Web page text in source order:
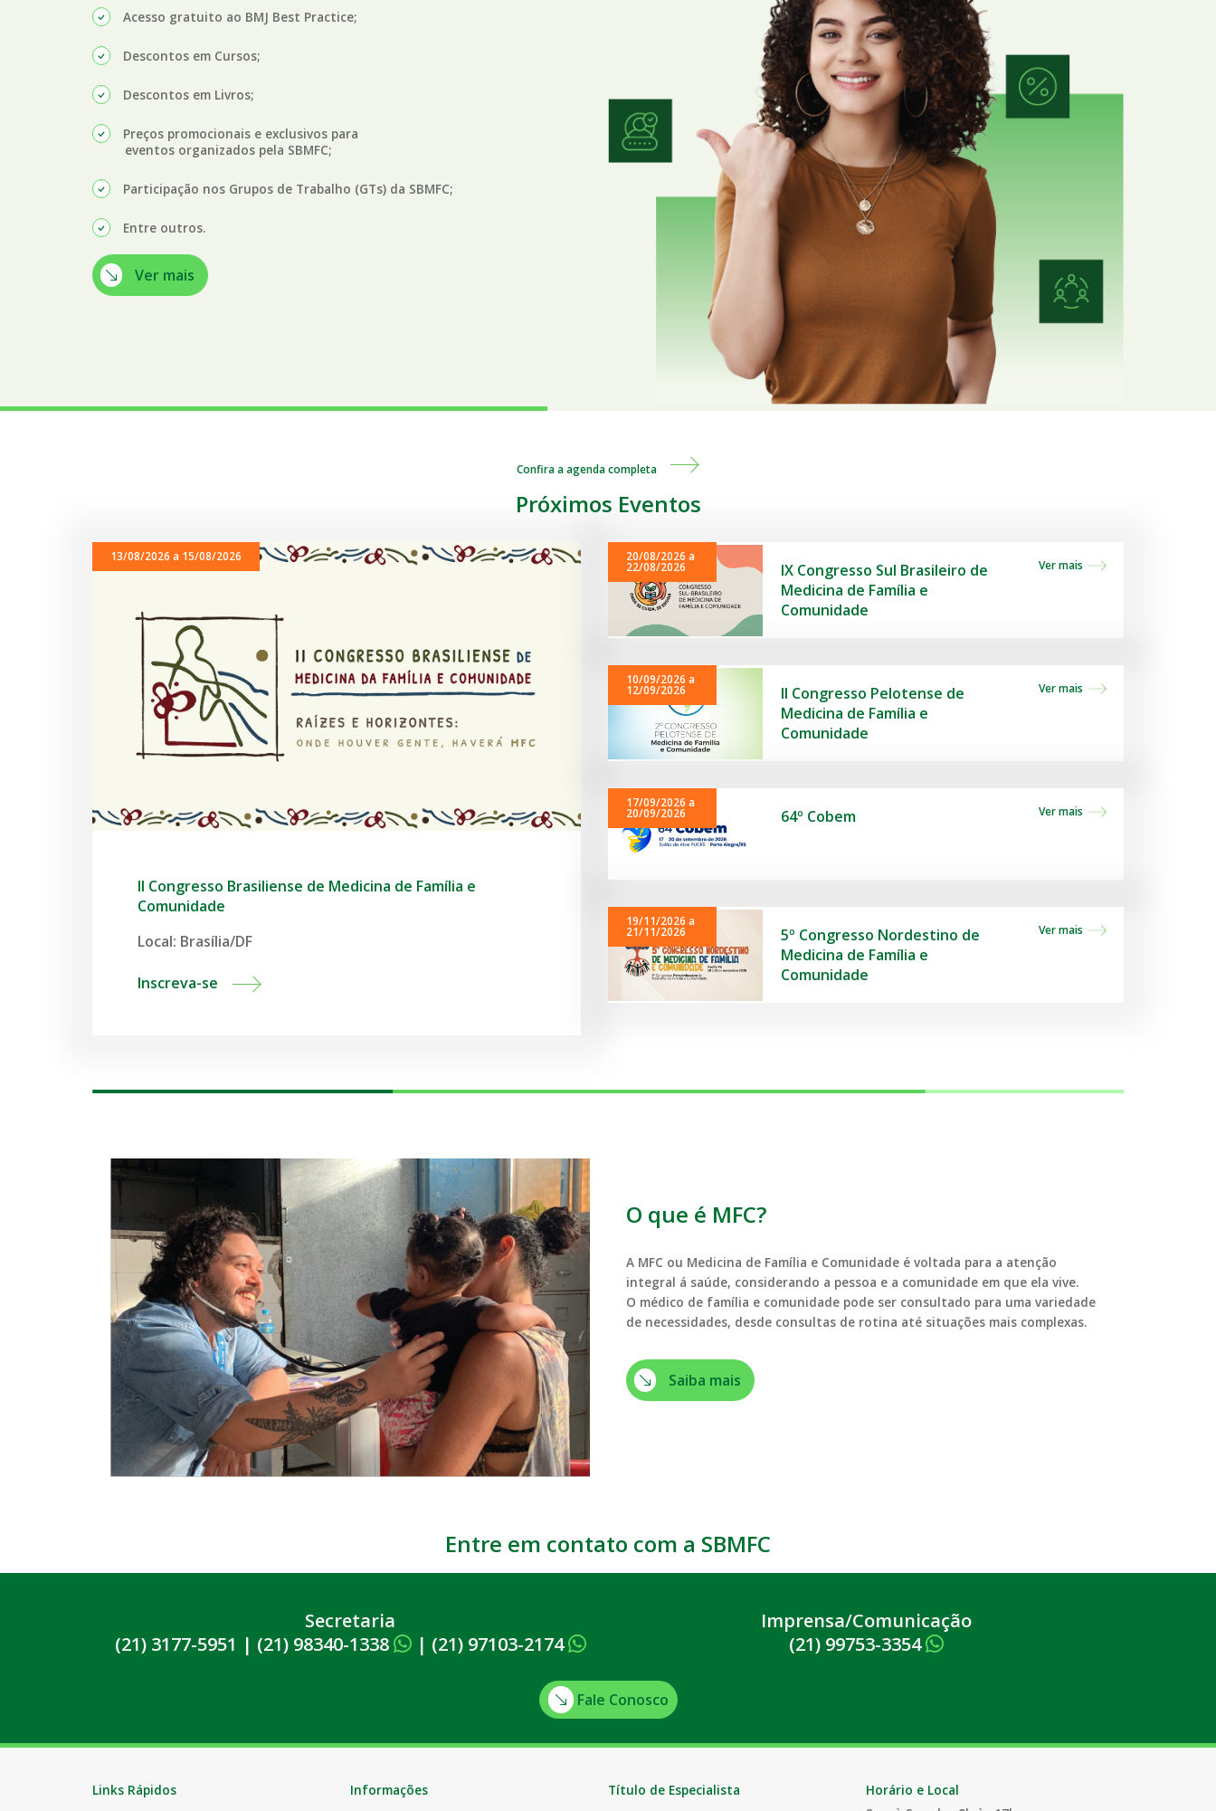
Acesso gratuito ao BMJ Best Practice;
Descontos em Cursos;
Descontos em Livros;
Preços promocionais e exclusivos para
eventos organizados pela SBMFC;
Participação nos Grupos de Trabalho (GTs) da SBMFC;
Entre outros.
Ver mais
Confira a agenda completa
Próximos Eventos
13/08/2026 a 15/08/2026
II Congresso Brasiliense de Medicina de Família e
Comunidade
Local: Brasília/DF
Inscreva-se
20/08/2026 a
22/08/2026
IX Congresso Sul Brasileiro de
Medicina de Família e
Comunidade
Ver mais
10/09/2026 a
12/09/2026
II Congresso Pelotense de
Medicina de Família e
Comunidade
Ver mais
17/09/2026 a
20/09/2026 64º Cobem Ver mais
19/11/2026 a
21/11/2026
5º Congresso Nordestino de
Medicina de Família e
Comunidade
Ver mais
O que é MFC?
A MFC ou Medicina de Família e Comunidade é voltada para a atenção
integral á saúde, considerando a pessoa e a comunidade em que ela vive.
O médico de família e comunidade pode ser consultado para uma variedade
de necessidades, desde consultas de rotina até situações mais complexas.
Saiba mais
Entre em contato com a SBMFC
Secretaria
(21) 3177-5951 | (21) 98340-1338 | (21) 97103-2174
Imprensa/Comunicação
(21) 99753-3354
Fale Conosco
Links Rápidos
Informações
Título de Especialista
Horário e Local